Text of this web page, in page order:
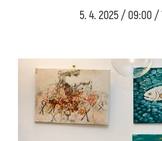
5. 4. 2025 / 09:00 /